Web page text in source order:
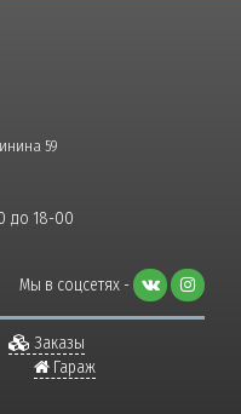
59
до 18-00
Мы в соцсетях -
Заказы
Гараж